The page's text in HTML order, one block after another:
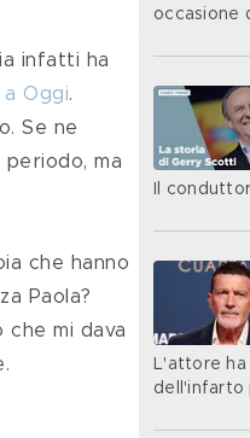
Oggi.
Se ne
ma
che hanno
Paola?
mi dava
occasione
Il
L'attore
dell'infarto